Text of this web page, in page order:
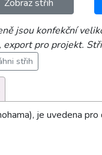
Zobraz střih
jsou konfekční
export pro projekt.
střih
je uvedena